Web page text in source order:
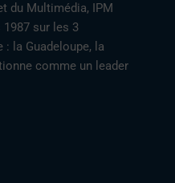
du Multimédia, IPM
sur les 3
: la Guadeloupe, la
comme un leader